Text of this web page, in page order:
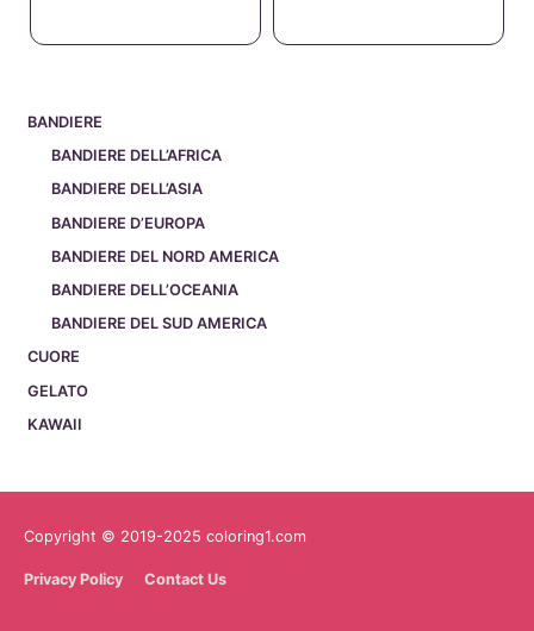
BANDIERE
BANDIERE DELL’AFRICA
BANDIERE DELL’ASIA
BANDIERE D’EUROPA
BANDIERE DEL NORD AMERICA
BANDIERE DELL’OCEANIA
BANDIERE DEL SUD AMERICA
CUORE
GELATO
KAWAII
Copyright © 2019-2025 coloring1.com
Privacy Policy Contact Us